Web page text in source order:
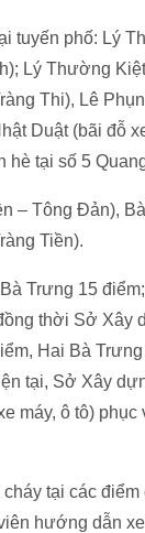
tuyến phố: Lý
Lý Thường
Thi), Lê
Duật (bãi đỗ
hè tại số 5
– Tông Đản),
Tiền).
Trưng 15
thời Sở Xây
Hai Bà
tại, Sở Xây
máy, ô tô) phục
tại các điểm
hướng dẫn